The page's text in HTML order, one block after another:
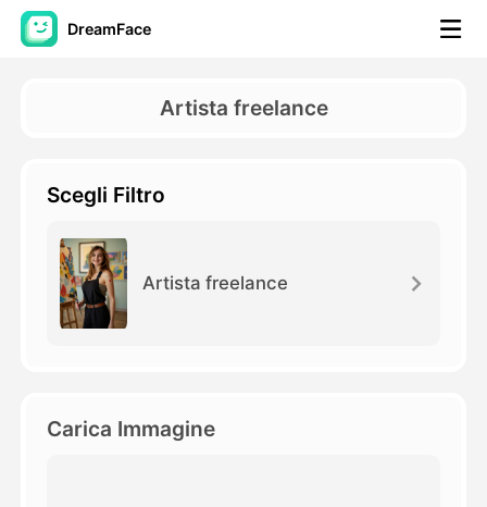
DreamFace
Video di AI
Foto
Altri strumenti
Artista freelance
Scegli Filtro
Artista freelance
Carica Immagine